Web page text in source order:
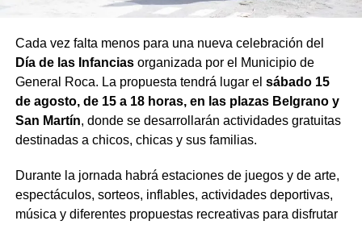
Cada vez falta menos para una nueva celebración del
Día de las Infanciasorganizada por el Municipio de
General Roca. La propuesta tendrá lugar el sábado 15
de agosto, de 15 a 18 horas, en las plazas Belgrano y
San Martín, donde se desarrollarán actividades gratuitas
destinadas a chicos, chicas y sus familias.
Durante la jornada habrá estaciones de juegos y de arte,
espectáculos, sorteos, inflables, actividades deportivas,
música y diferentes propuestas recreativas para disfrutar